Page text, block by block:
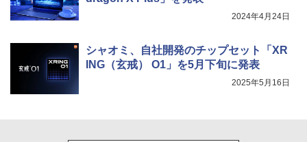
2024年4月24日
シャオミ、自社開発のチップセット「XR
ING（玄戒） O1」を5月下旬に発表
2025年5月16日